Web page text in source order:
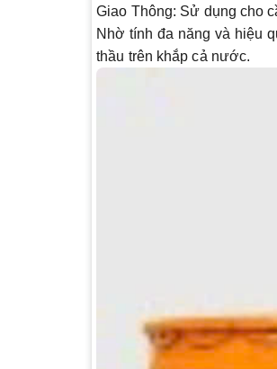
Giao Thông: Sử dụng cho
Nhờ tính đa năng và hiệu
thầu trên khắp cả nước.